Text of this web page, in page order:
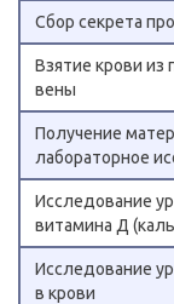
Сбор секрета
Взятие крови из
вены
Получение
лабораторное
Исследование
витамина Д
Исследование
в крови